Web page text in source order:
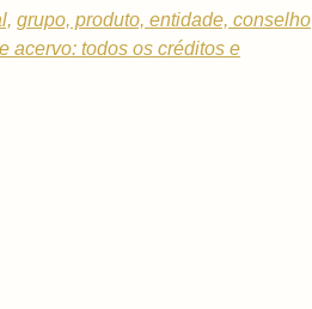
grupo, produto, entidade, conselho
acervo: todos os créditos e